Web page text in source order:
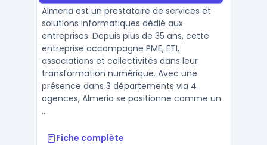
Almeria est un prestataire de services et
solutions informatiques dédié aux
entreprises. Depuis plus de 35 ans, cette
entreprise accompagne PME, ETI,
associations et collectivités dans leur
transformation numérique. Avec une
présence dans 3 départements via 4
agences, Almeria se positionne comme un
...
Fiche complète